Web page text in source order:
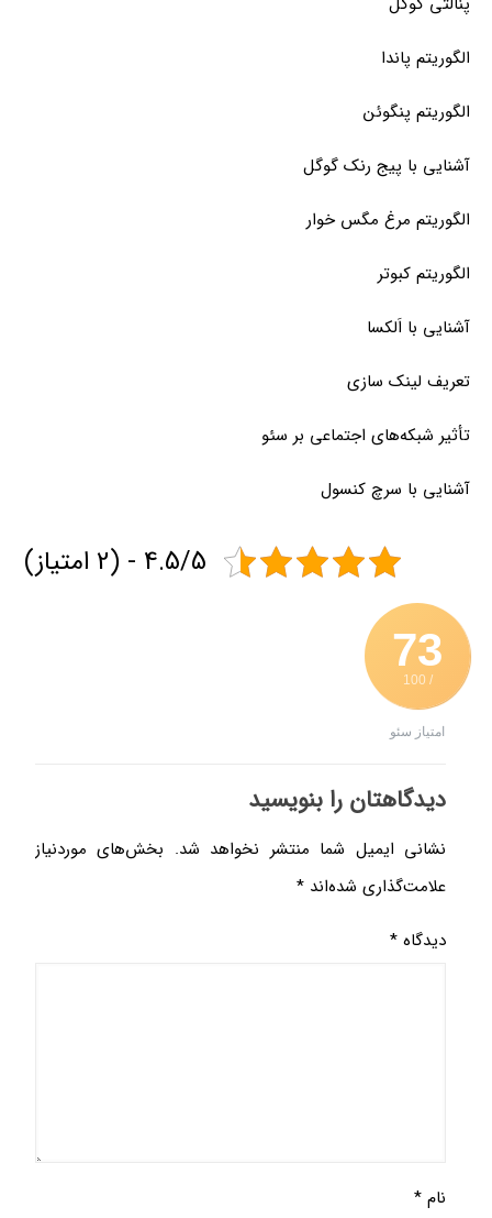
الگوریتم پاندا
الگوریتم پنگوئن
آشنایی با پیج رنک گوگل
الگوریتم مرغ مگس خوار
الگوریتم کبوتر
آشنایی با اَلکسا
تعریف لینک سازی
تأثیر شبکه‌های اجتماعی بر سئو
آشنایی با سرچ کنسول
4.5/5 - (2 امتیاز)
73
/ 100
امتیاز سئو
دیدگاهتان را بنویسید
نشانی ایمیل شما منتشر نخواهد شد.
بخش‌های موردنیاز
علامت‌گذاری شده‌اند *
دیدگاه*
نام*